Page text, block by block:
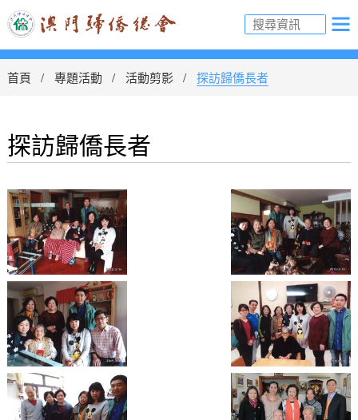
首頁 專題活動 活動剪影 探訪歸僑長者
探訪歸僑長者